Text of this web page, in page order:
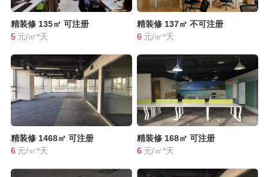
精装修 135㎡ 可注册
5 元/㎡*天
精装修 137㎡ 不可注册
6 元/㎡*天
精装修 1468㎡ 可注册
6 元/㎡*天
精装修 168㎡ 可注册
6 元/㎡*天